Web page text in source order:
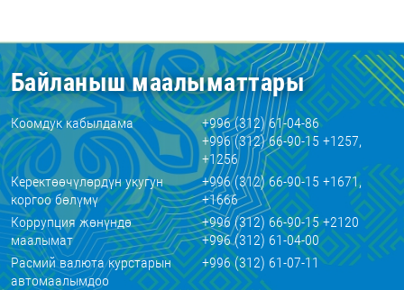
Байланыш маалыматтары
Коомдук кабылдама
+996 (312) 61-04-86
+996 (312) 66-90-15 +1257,
+1256
Керектөөчүлөрдүн укугун
коргоо бөлүмү
+996 (312) 66-90-15 +1671,
+1666
Коррупция жөнүндө
маалымат
+996 (312) 66-90-15 +2120
+996 (312) 61-04-00
Расмий валюта курстарын
автомаалымдоо
+996 (312) 61-07-11